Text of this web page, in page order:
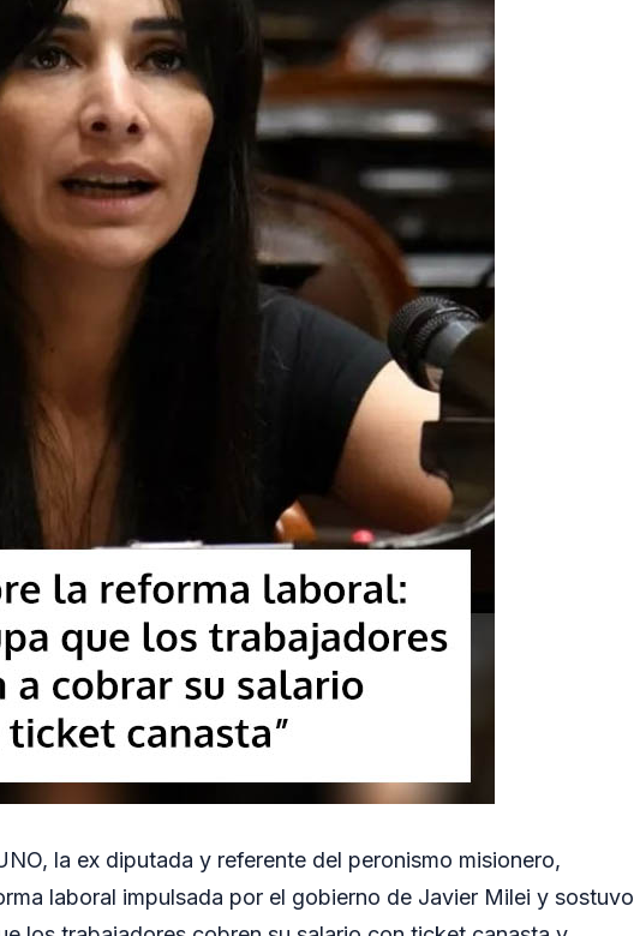
la ex diputada y referente del peronismo misionero,
laboral impulsada por el gobierno de Javier Milei y sostuvo